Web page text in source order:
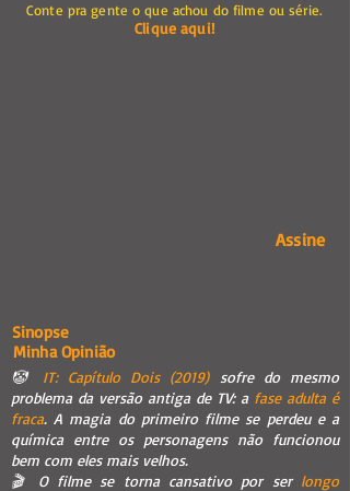
Conte pra gente o que achou do filme ou série.
Clique aqui!
Assine
Sinopse
Minha Opinião
🤡 IT: Capítulo Dois (2019)sofre do mesmo
problema da versão antiga de TV: a fase adulta é
fraca. A magia do primeiro filme se perdeu e a
química entre os personagens não funcionou
bem com eles mais velhos.
🎬 O filme se torna cansativo por ser longo